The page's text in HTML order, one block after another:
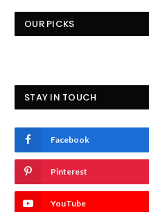
OUR PICKS
STAY IN TOUCH
Facebook
Pinterest
YouTube